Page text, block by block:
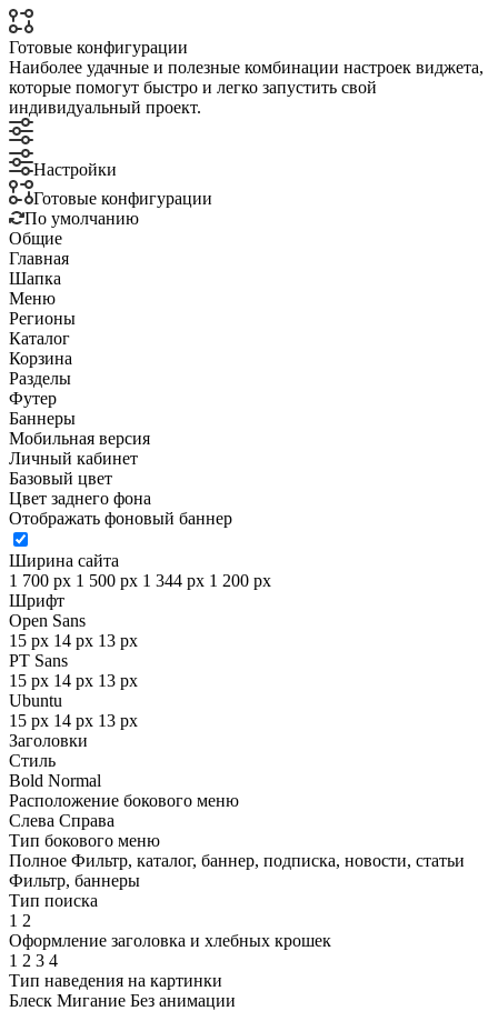
Готовые конфигурации
Наиболее удачные и полезные комбинации настроек виджета,
которые помогут быстро и легко запустить свой
индивидуальный проект.
Настройки
Готовые конфигурации
По умолчанию
Общие
Главная
Шапка
Меню
Регионы
Каталог
Корзина
Разделы
Футер
Баннеры
Мобильная версия
Личный кабинет
Базовый цвет
Цвет заднего фона
Отображать фоновый баннер
Ширина сайта
1 700 px 1 500 px 1 344 px 1 200 px
Шрифт
Open Sans
15 px 14 px 13 px
PT Sans
15 px 14 px 13 px
Ubuntu
15 px 14 px 13 px
Заголовки
Стиль
Bold Normal
Расположение бокового меню
Слева Справа
Тип бокового меню
Полное Фильтр, каталог, баннер, подписка, новости, статьи
Фильтр, баннеры
Тип поиска
1 2
Оформление заголовка и хлебных крошек
1 2 3 4
Тип наведения на картинки
Блеск Мигание Без анимации